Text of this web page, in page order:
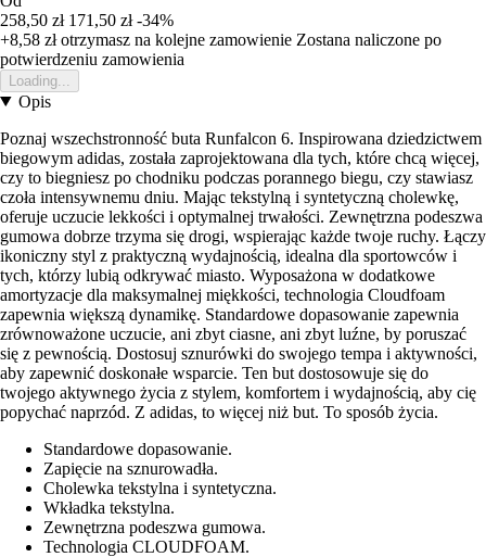
258,50 zł 171,50 zł -34%
+8,58 złotrzymasz na kolejne zamowienie Zostana naliczone po
potwierdzeniu zamowienia
Loading...
Opis
Poznaj wszechstronność buta Runfalcon 6. Inspirowana dziedzictwem
biegowym adidas, została zaprojektowana dla tych, które chcą więcej,
czy to biegniesz po chodniku podczas porannego biegu, czy stawiasz
czoła intensywnemu dniu. Mając tekstylną i syntetyczną cholewkę,
oferuje uczucie lekkości i optymalnej trwałości. Zewnętrzna podeszwa
gumowa dobrze trzyma się drogi, wspierając każde twoje ruchy. Łączy
ikoniczny styl z praktyczną wydajnością, idealna dla sportowców i
tych, którzy lubią odkrywać miasto. Wyposażona w dodatkowe
amortyzacje dla maksymalnej miękkości, technologia Cloudfoam
zapewnia większą dynamikę. Standardowe dopasowanie zapewnia
zrównoważone uczucie, ani zbyt ciasne, ani zbyt luźne, by poruszać
się z pewnością. Dostosuj sznurówki do swojego tempa i aktywności,
aby zapewnić doskonałe wsparcie. Ten but dostosowuje się do
twojego aktywnego życia z stylem, komfortem i wydajnością, aby cię
popychać naprzód. Z adidas, to więcej niż but. To sposób życia.
Standardowe dopasowanie.
Zapięcie na sznurowadła.
Cholewka tekstylna i syntetyczna.
Wkładka tekstylna.
Zewnętrzna podeszwa gumowa.
Technologia CLOUDFOAM.